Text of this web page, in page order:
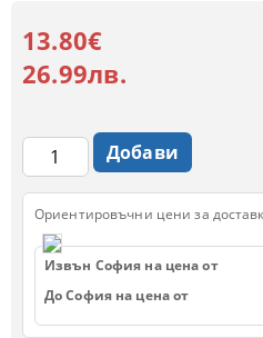
13.80€
26.99лв.
Ориентировъчни цени за
Извън София на цена от
До София на цена от